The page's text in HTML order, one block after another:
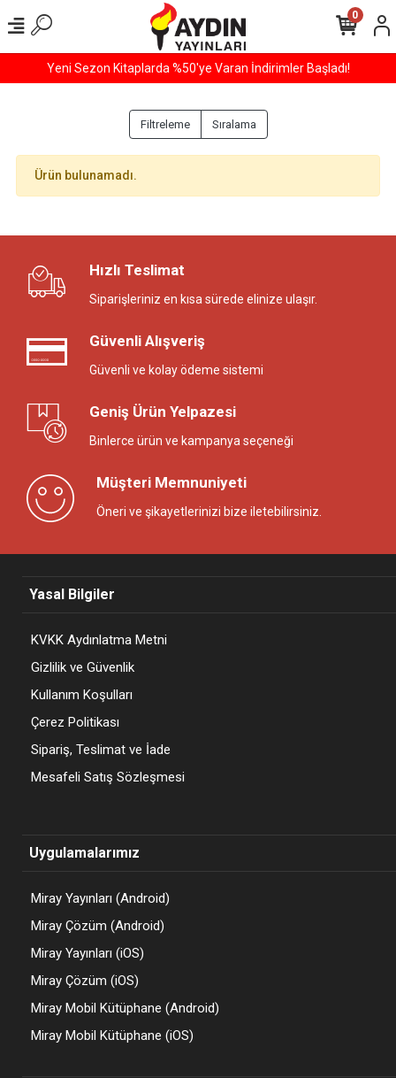
Yeni Sezon Kitaplarda %50'ye Varan İndirimler Başladı!
0
Filtreleme Sıralama
Ürün bulunamadı.
Hızlı Teslimat
Siparişleriniz en kısa sürede elinize ulaşır.
Güvenli Alışveriş
Güvenli ve kolay ödeme sistemi
Geniş Ürün Yelpazesi
Binlerce ürün ve kampanya seçeneği
Müşteri Memnuniyeti
Öneri ve şikayetlerinizi bize iletebilirsiniz.
Yasal Bilgiler
KVKK Aydınlatma Metni
Gizlilik ve Güvenlik
Kullanım Koşulları
Çerez Politikası
Sipariş, Teslimat ve İade
Mesafeli Satış Sözleşmesi
Uygulamalarımız
Miray Yayınları (Android)
Miray Çözüm (Android)
Miray Yayınları (iOS)
Miray Çözüm (iOS)
Miray Mobil Kütüphane (Android)
Miray Mobil Kütüphane (iOS)